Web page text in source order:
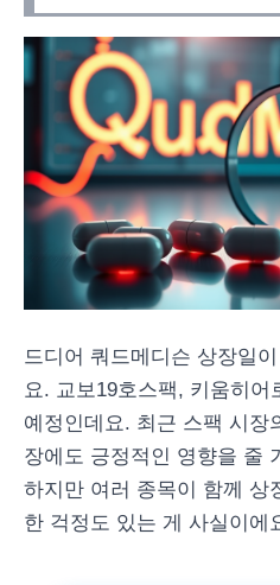
드디어 쿼드메디슨 상장일
요. 교보19호스팩, 키움히어
예정인데요. 최근 스팩 시장
장에도 긍정적인 영향을 줄
하지만 여러 종목이 함께 상
한 걱정도 있는 게 사실이에